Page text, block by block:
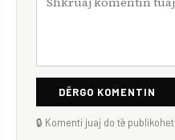
DËRGO KOMENTIN
🔒 Komenti juaj do të